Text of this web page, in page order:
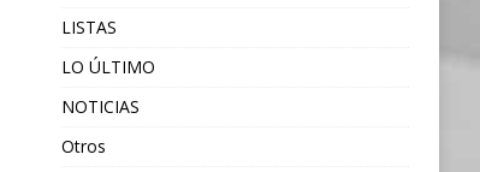
LISTAS
LO ÚLTIMO
NOTICIAS
Otros